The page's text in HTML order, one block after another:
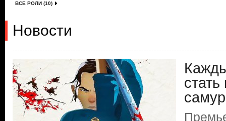
ВСЕ РОЛИ (10)
Новости